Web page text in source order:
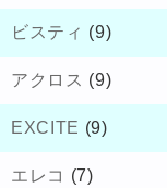
ビスティ (9)
アクロス (9)
EXCITE (9)
エレコ (7)